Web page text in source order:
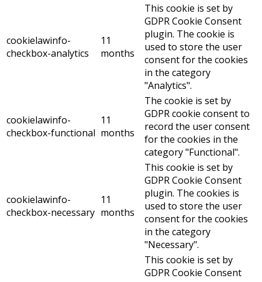
cookielawinfo-
checkbox-analytics
11
months
This cookie is set by
GDPR Cookie Consent
plugin. The cookie is
used to store the user
consent for the cookies
in the category
"Analytics".
cookielawinfo-
checkbox-functional
11
months
The cookie is set by
GDPR cookie consent to
record the user consent
for the cookies in the
category "Functional".
cookielawinfo-
checkbox-necessary
11
months
This cookie is set by
GDPR Cookie Consent
plugin. The cookies is
used to store the user
consent for the cookies
in the category
"Necessary".
This cookie is set by
GDPR Cookie Consent